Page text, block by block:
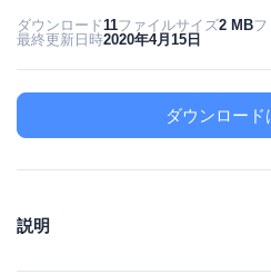
ダウンロード 11ファイルサイズ2 MBフ
最終更新日時2020年4月15日
ダウンロード
説明